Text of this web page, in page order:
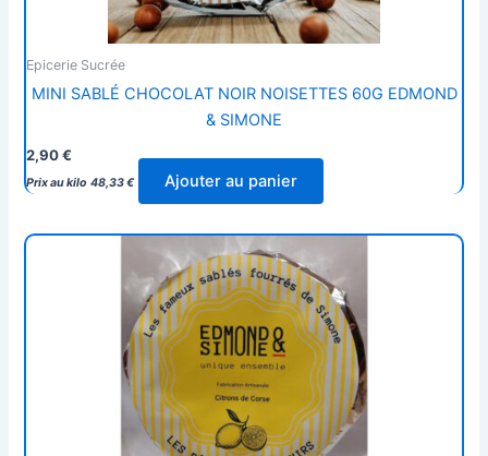
Epicerie Sucrée
MINI SABLÉ CHOCOLAT NOIR NOISETTES 60G EDMOND
& SIMONE
2,90€
Prix au kilo 48,33€ Ajouter au panier